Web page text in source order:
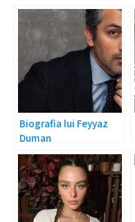
Biografia lui Feyyaz
Duman